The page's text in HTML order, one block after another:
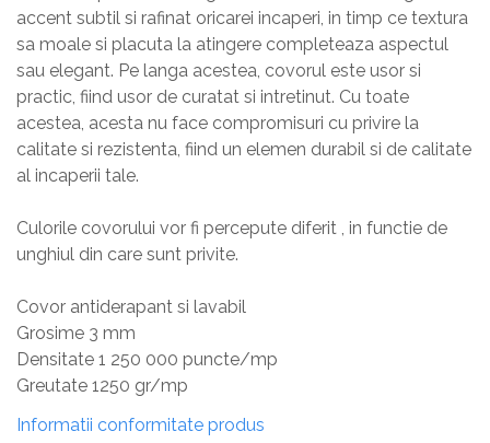
accent subtil si rafinat oricarei incaperi, in timp ce textura
sa moale si placuta la atingere completeaza aspectul
sau elegant. Pe langa acestea, covorul este usor si
practic, fiind usor de curatat si intretinut. Cu toate
acestea, acesta nu face compromisuri cu privire la
calitate si rezistenta, fiind un elemen durabil si de calitate
al incaperii tale.
Culorile covorului vor fi percepute diferit , in functie de
unghiul din care sunt privite.
Covor antiderapant si lavabil
Grosime 3 mm
Densitate 1 250 000 puncte/mp
Greutate 1250 gr/mp
Informatii conformitate produs